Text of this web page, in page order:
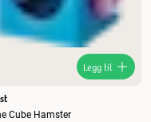
Legg til
Cube Hamster